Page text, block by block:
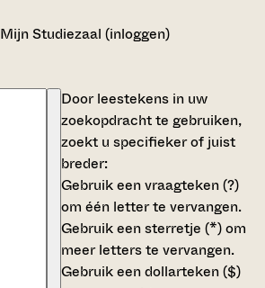
Mijn Studiezaal (inloggen)
Door leestekens in uw
zoekopdracht te gebruiken,
zoekt u specifieker of juist
breder:
Gebruik eenvraagteken (?)
om één letter te vervangen.
Gebruik eensterretje (*)om
meer letters te vervangen.
Gebruik eendollarteken ($)